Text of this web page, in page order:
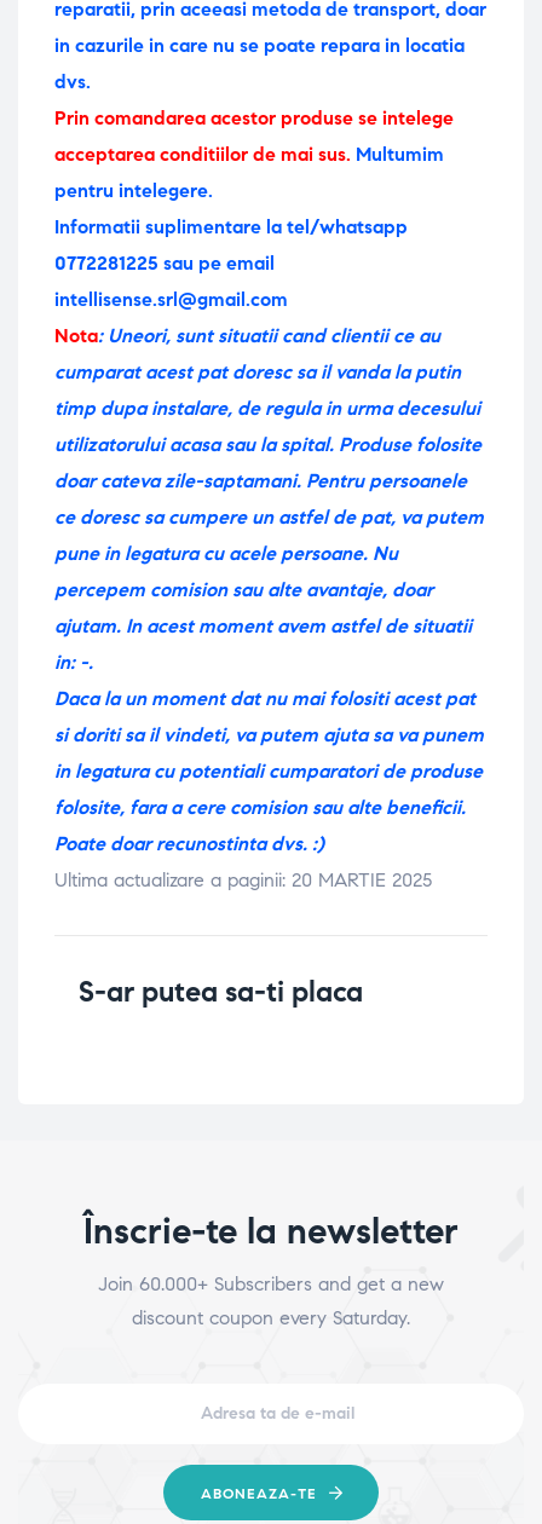
reparatii, prin aceeasi metoda de transport, doar
in cazurile in care nu se poate repara in locatia
dvs.
Prin comandarea acestor produse se intelege
acceptarea conditiilor de mai sus. Multumim
pentru intelegere.
Informatii suplimentare la tel/whatsapp
0772281225 sau pe email
intellisense.srl@gmail.com
Nota: Uneori, sunt situatii cand clientii ce au
cumparat acest pat doresc sa il vanda la putin
timp dupa instalare, de regula in urma decesului
utilizatorului acasa sau la spital. Produse folosite
doar cateva zile-saptamani. Pentru persoanele
ce doresc sa cumpere un astfel de pat, va putem
pune in legatura cu acele persoane. Nu
percepem comision sau alte avantaje, doar
ajutam. In acest moment avem astfel de situatii
in: -.
Daca la un moment dat nu mai folositi acest pat
si doriti sa il vindeti, va putem ajuta sa va punem
in legatura cu potentiali cumparatori de produse
folosite, fara a cere comision sau alte beneficii.
Poate doar recunostinta dvs. :)
Ultima actualizare a paginii: 20 MARTIE 2025
S-ar putea sa-ti placa
Înscrie-te la newsletter
Join 60.000+ Subscribers and get a new
discount coupon every Saturday.
ABONEAZA-TE